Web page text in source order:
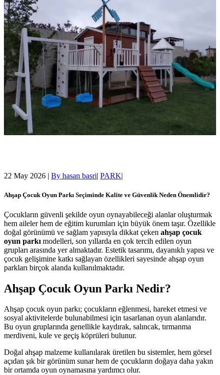
22 May 2026 | By hasan basri| PARK|
Ahşap Çocuk Oyun Parkı Seçiminde Kalite ve Güvenlik Neden Önemlidir?
Çocukların güvenli şekilde oyun oynayabileceği alanlar oluşturmak
hem aileler hem de eğitim kurumları için büyük önem taşır. Özellikle
doğal görünümü ve sağlam yapısıyla dikkat çeken ahşap çocuk
oyun parkı modelleri, son yıllarda en çok tercih edilen oyun
grupları arasında yer almaktadır. Estetik tasarımı, dayanıklı yapısı ve
çocuk gelişimine katkı sağlayan özellikleri sayesinde ahşap oyun
parkları birçok alanda kullanılmaktadır.
Ahşap Çocuk Oyun Parkı Nedir?
Ahşap çocuk oyun parkı; çocukların eğlenmesi, hareket etmesi ve
sosyal aktivitelerde bulunabilmesi için tasarlanan oyun alanlarıdır.
Bu oyun gruplarında genellikle kaydırak, salıncak, tırmanma
merdiveni, kule ve geçiş köprüleri bulunur.
Doğal ahşap malzeme kullanılarak üretilen bu sistemler, hem görsel
açıdan şık bir görünüm sunar hem de çocukların doğaya daha yakın
bir ortamda oyun oynamasına yardımcı olur.